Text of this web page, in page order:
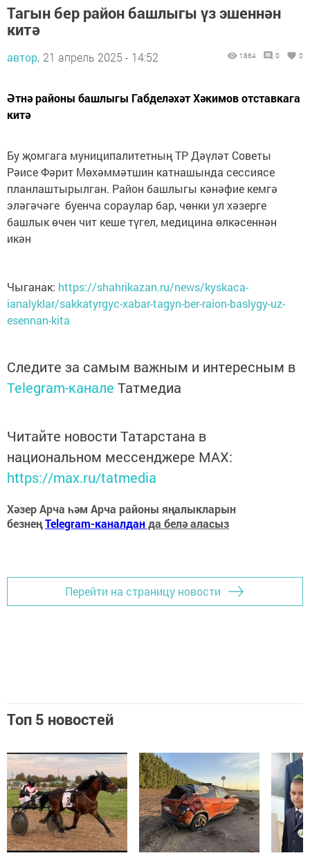
Тагын бер район башлыгы үз эшеннән
китә
автор, 21 апрель 2025 - 14:52 1864 0 0
Әтнә районы башлыгы Габделәхәт Хәкимов отставкага
китә
Бу җомгага муниципалитетның ТР Дәүләт Советы
Рәисе Фәрит Мөхәммәтшин катнашында сессиясе
планлаштырылган. Район башлыгы кәнәфие кемгә
эләгәчәге буенча сораулар бар, чөнки ул хәзерге
башлык өчен чит кеше түгел, медицина өлкәсеннән
икән
Чыганак: https://shahrikazan.ru/news/kyskaca-
ianalyklar/sakkatyrgyc-xabar-tagyn-ber-raion-baslygy-uz-
esennan-kita
Следите за самым важным и интересным в
Telegram-канале Татмедиа
Читайте новости Татарстана в
национальном мессенджере MАХ:
https://max.ru/tatmedia
Хәзер Арча һәм Арча районы яңалыкларын
безнеңTelegram-каналданда белә аласыз
Перейти на страницу новости
Топ 5 новостей